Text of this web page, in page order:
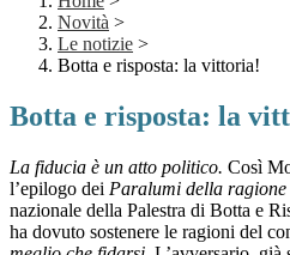
Novità >
Le notizie >
Botta e risposta: la vittoria!
Botta e risposta: la
La fiducia è un atto politico. Così
l’epilogo dei Paralumi della ragione
nazionale della Palestra di Botta e
ha dovuto sostenere le ragioni del